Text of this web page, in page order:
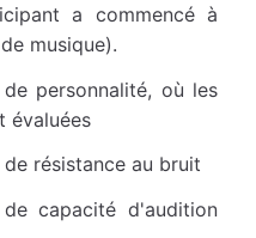
a commencé à
musique).
personnalité, où les
évaluées
résistance au bruit
capacité d'audition